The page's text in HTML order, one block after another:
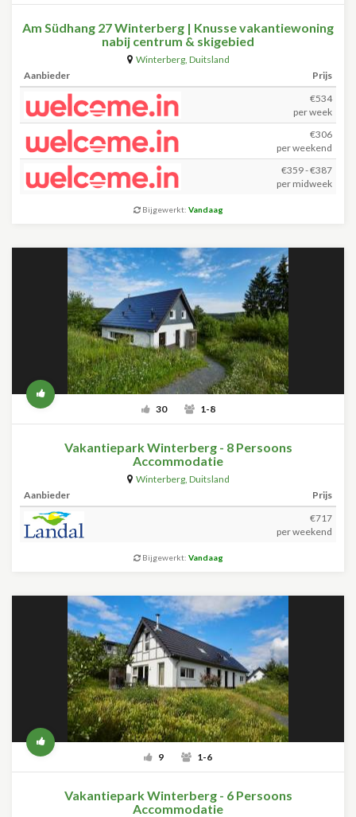
Am Südhang 27 Winterberg | Knusse vakantiewoning
nabij centrum & skigebied
Winterberg, Duitsland
Aanbieder
Prijs
€534
per week
€306
per weekend
€359 - €387
per midweek
Bijgewerkt: Vandaag
30 1-8
Vakantiepark Winterberg - 8 Persoons
Accommodatie
Winterberg, Duitsland
Aanbieder
Prijs
€717
per weekend
Bijgewerkt: Vandaag
9 1-6
Vakantiepark Winterberg - 6 Persoons
Accommodatie